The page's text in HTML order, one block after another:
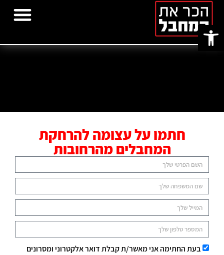
חתמו על עצומה להרחקת
המחבלים מהרחובות
בעת החתימה אני מאשר/ת קבלת דואר אלקטרוני ומסרונים
פתח סרגל נגישות